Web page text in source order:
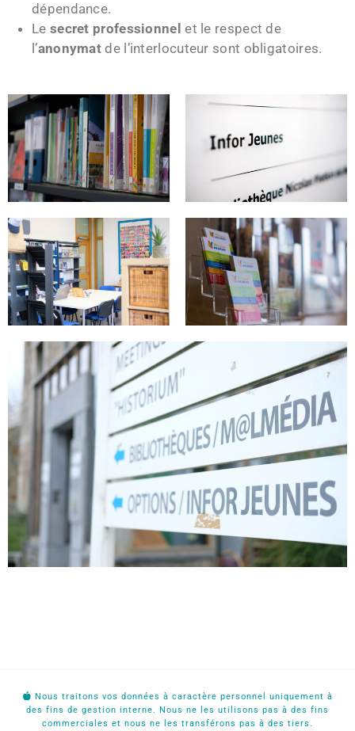
dépendance.
Le secret professionnel et le respect de
l’anonymat de l’interlocuteur sont obligatoires.
Nous traitons vos données à caractère personnel uniquement à
des fins de gestion interne. Nous ne les utilisons pas à des fins
commerciales et nous ne les transférons pas à des tiers.